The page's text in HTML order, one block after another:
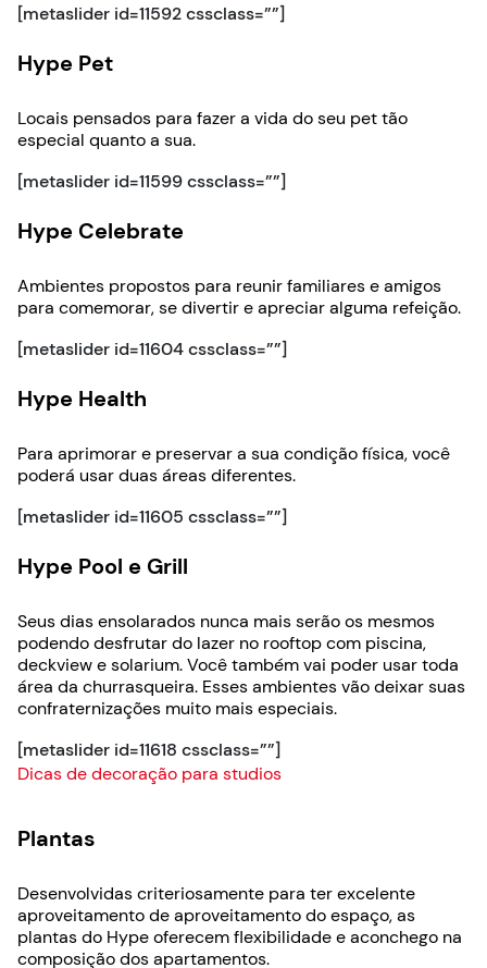
[metaslider id=11592 cssclass=””]
Hype Pet
Locais pensados para fazer a vida do seu pet tão
especial quanto a sua.
[metaslider id=11599 cssclass=””]
Hype Celebrate
Ambientes propostos para reunir familiares e amigos
para comemorar, se divertir e apreciar alguma refeição.
[metaslider id=11604 cssclass=””]
Hype Health
Para aprimorar e preservar a sua condição física, você
poderá usar duas áreas diferentes.
[metaslider id=11605 cssclass=””]
Hype Pool e Grill
Seus dias ensolarados nunca mais serão os mesmos
podendo desfrutar do lazer no rooftop com piscina,
deckview e solarium. Você também vai poder usar toda
área da churrasqueira. Esses ambientes vão deixar suas
confraternizações muito mais especiais.
[metaslider id=11618 cssclass=””]
Dicas de decoração para studios
Plantas
Desenvolvidas criteriosamente para ter excelente
aproveitamento de aproveitamento do espaço, as
plantas do Hype oferecem flexibilidade e aconchego na
composição dos apartamentos.